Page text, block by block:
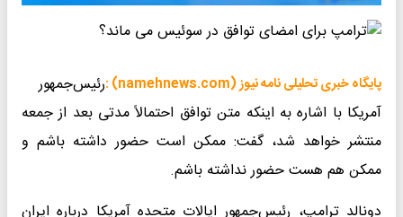
پایگاه خبری تحلیلی نامه نیوز (namehnews.com) :
رئیس‌جمهور
آمریکا با اشاره به اینکه متن توافق احتمالاً مدتی بعد از جمعه
منتشر خواهد شد، گفت: ممکن است حضور داشته باشم و
ممکن هم هست حضور نداشته باشم.